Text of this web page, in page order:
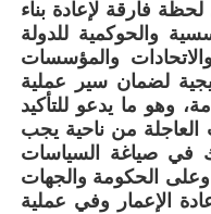
لحظة فارقة لإعادة بناء
والحوكمية للدولة
والمؤسسات
لضمان سير عملية
وهو ما يدعو للتأكيد
العاجلة من ناحية يجب
في صياغة السياسات
وعلى الحكومة والجهات
الإعمار وفي عملية